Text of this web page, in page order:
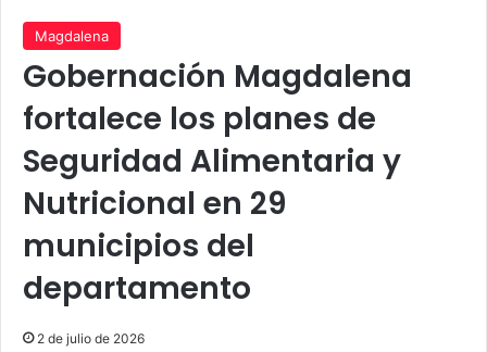
Magdalena
Gobernación Magdalena
fortalece los planes de
Seguridad Alimentaria y
Nutricional en 29
municipios del
departamento
2 de julio de 2026